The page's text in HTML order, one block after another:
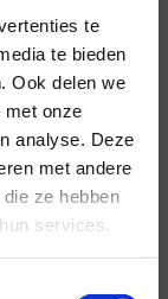
te
te bieden
Ook delen we
met onze
analyse. Deze
met andere
ze hebben
services.
en
voor